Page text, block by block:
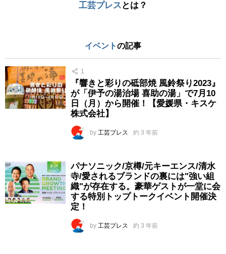
工芸プレス とは？
イベントの記事
1
『響きと彩りの砥部焼 風鈴祭り2023』
が「伊予の湯治場 喜助の湯」で7月10
日（月）から開催！【愛媛県・キスケ
株式会社】
by 工芸プレス 約 3 年前
パナソニック/京樽/元キーエンス/清水
寺/愛されるブランドの裏には"強い組
織"が存在する。豪華ゲストが一堂に会
する特別トップトークイベント開催決
定！
by 工芸プレス 約 3 年前